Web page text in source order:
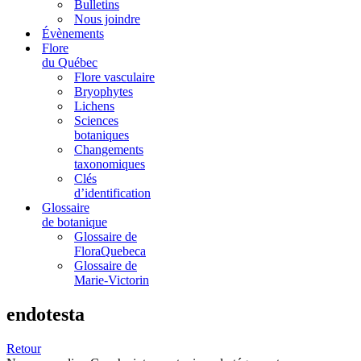
Bulletins
Nous joindre
Évènements
Flore
du Québec
Flore vasculaire
Bryophytes
Lichens
Sciences
botaniques
Changements
taxonomiques
Clés
d’identification
Glossaire
de botanique
Glossaire de
FloraQuebeca
Glossaire de
Marie-Victorin
endotesta
Retour